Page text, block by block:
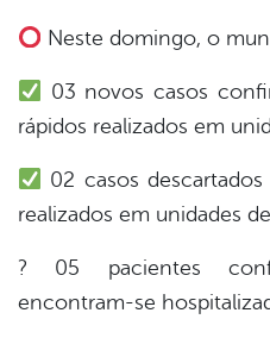
Neste domingo, o
03 novos casos
rápidos realizados em
02 casos
realizados em unidades
? 05 pacientes
encontram-se